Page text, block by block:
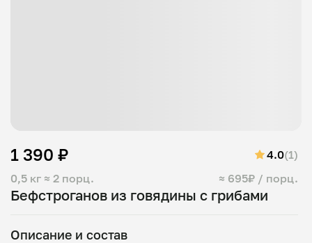
Бефстроганов из говядины с грибами
0,5 кг ≈ 2 порц. ≈ 695₽ / порц.
1 390 ₽ 4.0(1)
Описание и состав